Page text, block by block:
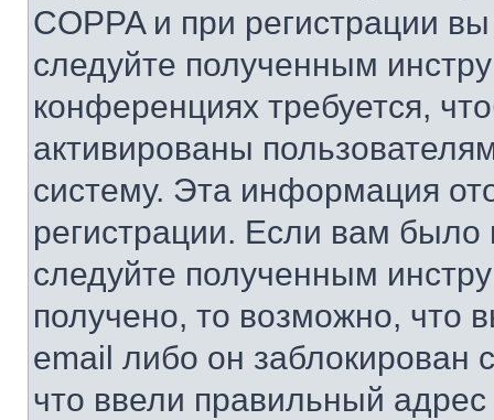
COPPA и при регистрации
следуйте полученным
конференциях требуется,
активированы
систему. Эта информация
регистрации. Если вам
следуйте полученным
получено, то возможно, что
email либо он
что ввели правильный адрес